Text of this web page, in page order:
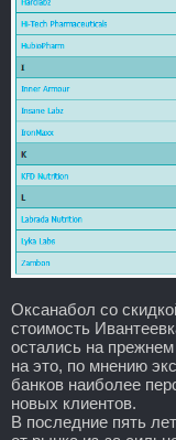
Оксанабол со
стоимость
остались на
на это, по мнению
банков наиболее
новых клиентов.
В последние пять